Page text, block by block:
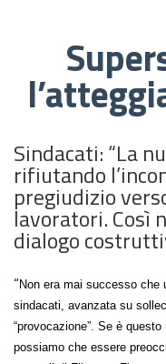
Sindacati: “La
rifiutando
pregiudizio
lavoratori. Così
dialogo
“Non era mai successo che
sindacati, avanzata su
“provocazione”. Se è
possiamo che essere